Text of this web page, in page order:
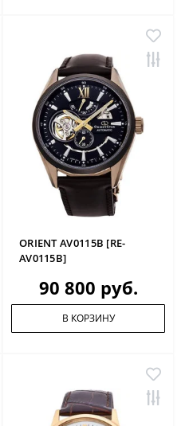
ORIENT AV0115B [RE-
AV0115B]
90 800 руб.
В КОРЗИНУ